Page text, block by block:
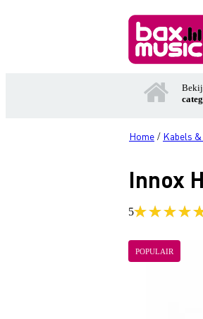
Home / Kabels
Innox
5
POPULAIR